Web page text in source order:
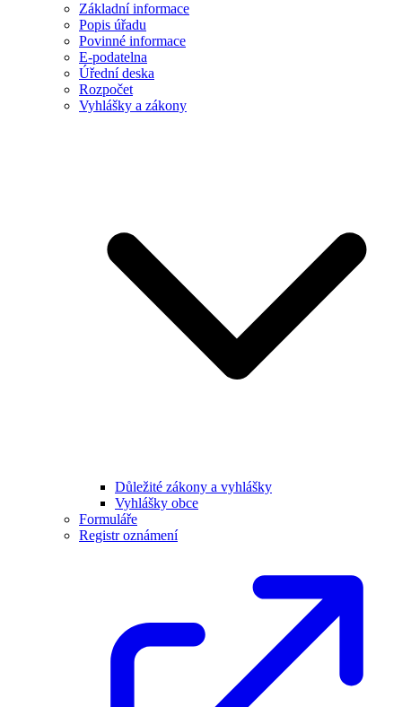
Základní informace
Popis úřadu
Povinné informace
E-podatelna
Úřední deska
Rozpočet
Vyhlášky a zákony
Důležité zákony a vyhlášky
Vyhlášky obce
Formuláře
Registr oznámení